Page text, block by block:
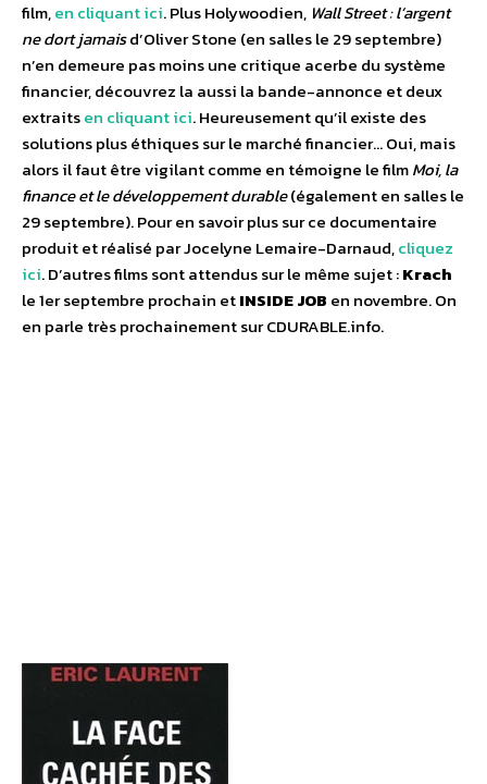
film,en cliquant ici. Plus Holywoodien, Wall Street : l’argent
ne dort jamaisd’Oliver Stone (en salles le 29 septembre)
n’en demeure pas moins une critique acerbe du système
financier, découvrez la aussi la bande-annonce et deux
extraitsen cliquant ici. Heureusement qu’il existe des
solutions plus éthiques sur le marché financier… Oui, mais
alors il faut être vigilant comme en témoigne le filmMoi, la
finance et le développement durable(également en salles le
29 septembre). Pour en savoir plus sur ce documentaire
produit et réalisé par Jocelyne Lemaire-Darnaud,cliquez
ici. D’autres films sont attendus sur le même sujet :Krach
le 1er septembre prochain etINSIDE JOB en novembre. On
en parle très prochainement sur CDURABLE.info.